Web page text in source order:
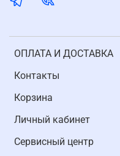
ОПЛАТА И ДОСТАВКА
Контакты
Корзина
Личный кабинет
Cервисный центр